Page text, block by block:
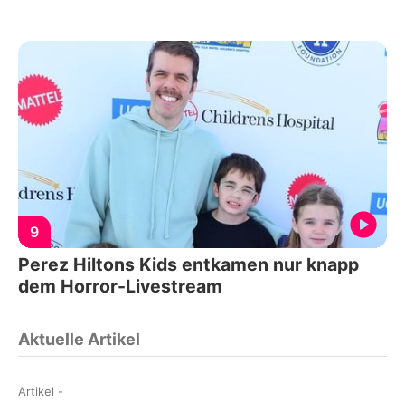
9
Perez Hiltons Kids entkamen nur knapp
dem Horror-Livestream
Aktuelle Artikel
Artikel -